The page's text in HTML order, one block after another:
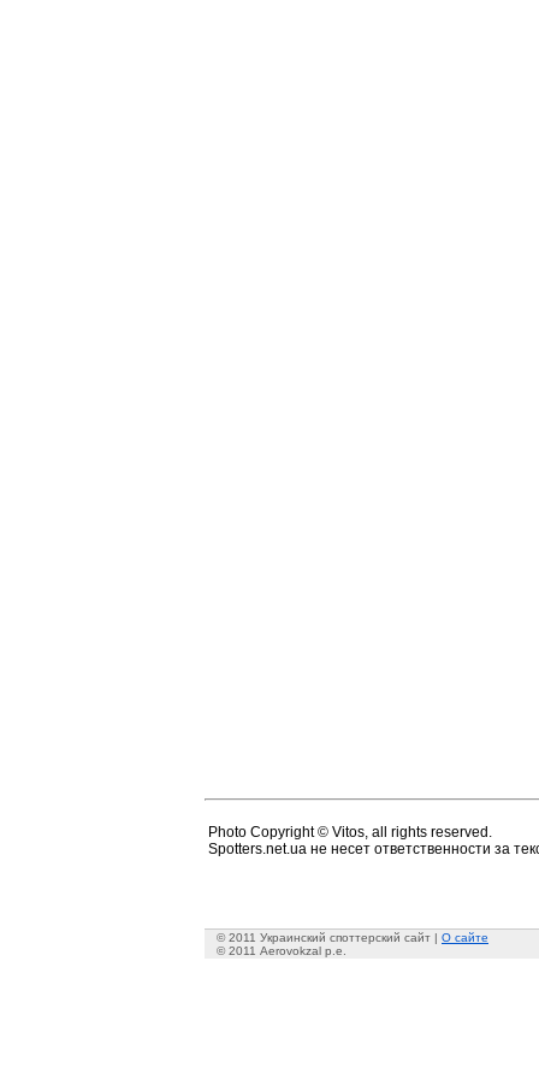
Photo Copyright © Vitos, all rights reserved.
Spotters.net.ua не несет ответственности за
© 2011 Украинский споттерский сайт | О сайте
© 2011 Aerovokzal p.e.